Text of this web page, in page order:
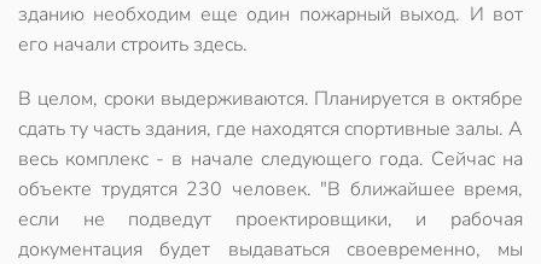
зданию необходим еще один пожарный выход. И вот
его начали строить здесь.
В целом, сроки выдерживаются. Планируется в октябре
сдать ту часть здания, где находятся спортивные залы. А
весь комплекс - в начале следующего года. Сейчас на
объекте трудятся 230 человек. "В ближайшее время,
если не подведут проектировщики, и рабочая
документация будет выдаваться своевременно, мы